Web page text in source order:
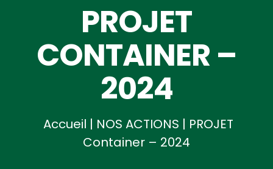
PROJET
CONTAINER –
2024
Accueil | NOS ACTIONS | PROJET
Container – 2024